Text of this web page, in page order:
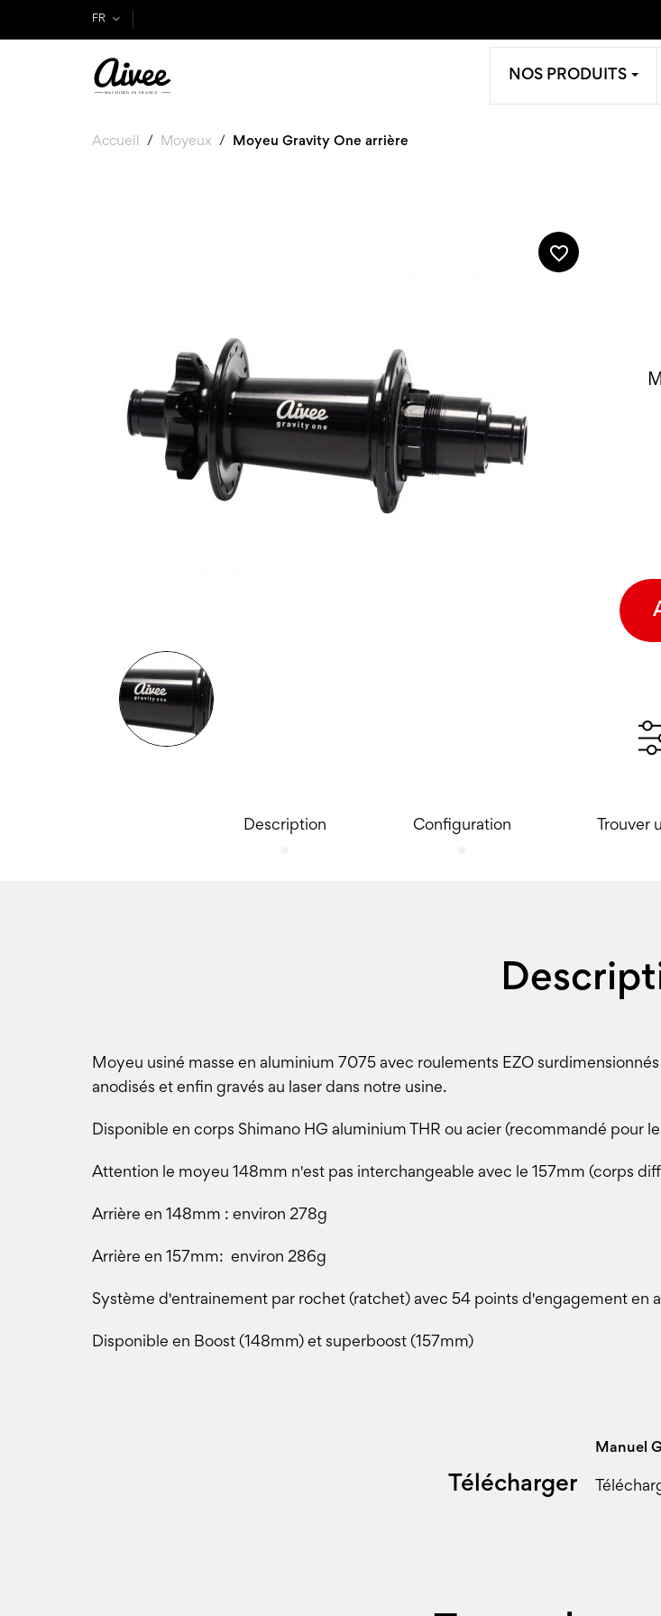
FR
NOS PRODUITS
Accueil Moyeux Moyeu Gravity One arrière
favorite_border
Description Configuration Trouver
Moyeu usiné masse en aluminium 7075 avec roulements EZO
anodisés et enfin gravés au laser dans notre usine.
Disponible en corps Shimano HG aluminium THR ou acier (recommandé pour
Attention le moyeu 148mm n'est pas interchangeable avec le 157mm (corps
Arrière en 148mm : environ 278g
Arrière en 157mm: environ 286g
Système d'entrainement par rochet (ratchet) avec 54 points d'engagement en
Disponible en Boost (148mm) et superboost (157mm)
Télécharger
Manuel